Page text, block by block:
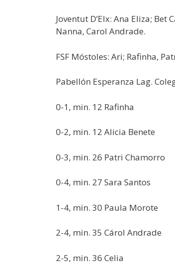
Joventut D’Elx: Ana Eliza;
Nanna, Carol Andrade.
FSF Móstoles: Ari; Rafinha,
Pabellón Esperanza Lag.
0-1, min. 12 Rafinha
0-2, min. 12 Alicia Benete
0-3, min. 26 Patri Chamorro
0-4, min. 27 Sara Santos
1-4, min. 30 Paula Morote
2-4, min. 35 Cárol Andrade
2-5, min. 36 Celia